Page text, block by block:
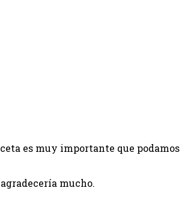
es muy importante que podamos
mucho.